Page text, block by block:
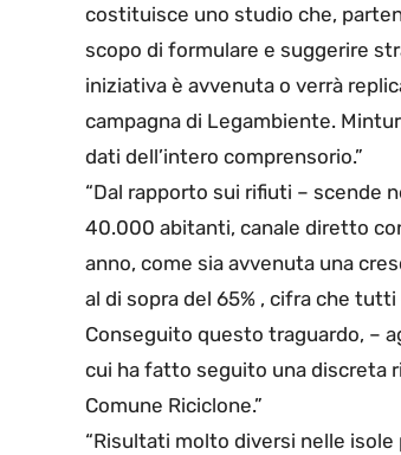
costituisce uno studio che,
scopo di formulare e suggerire
iniziativa è avvenuta o verrà
campagna di Legambiente.
dati dell’intero comprensorio.”
“Dal rapporto sui rifiuti – scende
40.000 abitanti, canale diretto
anno, come sia avvenuta una
al di sopra del 65% , cifra che
Conseguito questo traguardo, –
cui ha fatto seguito una discreta
Comune Riciclone.”
“Risultati molto diversi nelle